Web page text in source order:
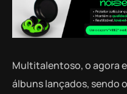
Multitalentoso, o agora
álbuns lançados, sendo